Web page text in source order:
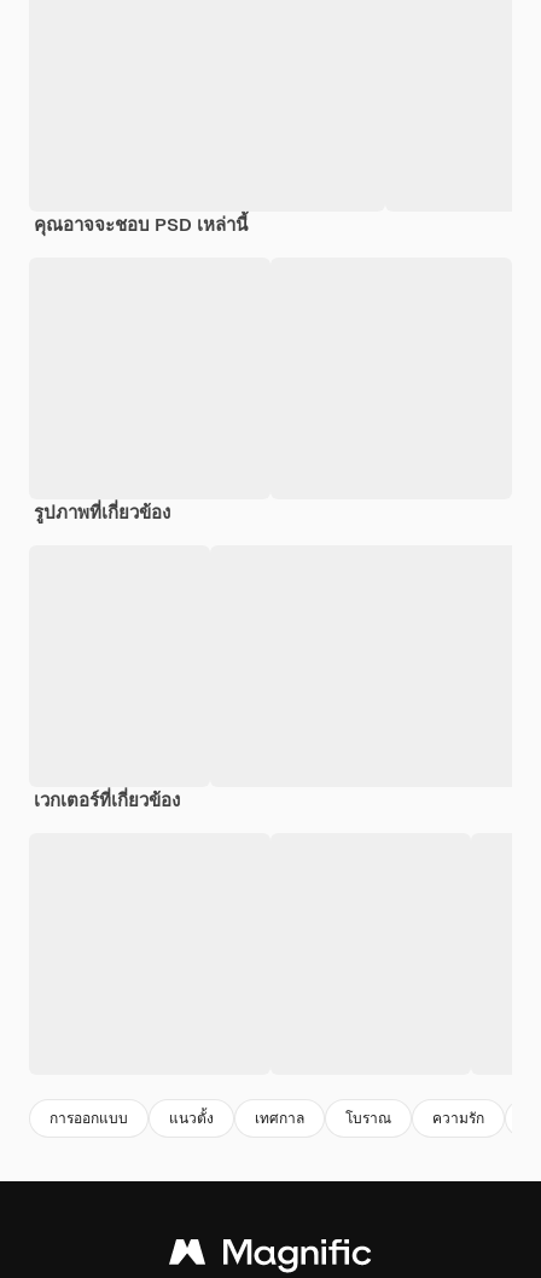
คุณอาจจะชอบ PSD เหล่านี้
รูปภาพที่เกี่ยวข้อง
เวกเตอร์ที่เกี่ยวข้อง
การออกแบบ แนวตั้ง เทศกาล โบราณ ความรัก